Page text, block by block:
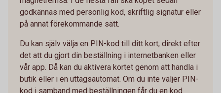
godkännas med personlig kod, skriftlig signatur eller
på annat förekommande sätt.
Du kan själv välja en PIN-kod till ditt kort, direkt efter
det att du gjort din beställning i internetbanken eller
vår app. Då kan du aktivera kortet genom att handla i
butik eller i en uttagsautomat. Om du inte väljer PIN-
kod i samband med beställningen får du en kod